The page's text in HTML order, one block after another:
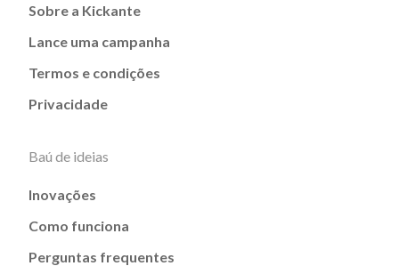
Sobre a Kickante
Lance uma campanha
Termos e condições
Privacidade
Baú de ideias
Inovações
Como funciona
Perguntas frequentes